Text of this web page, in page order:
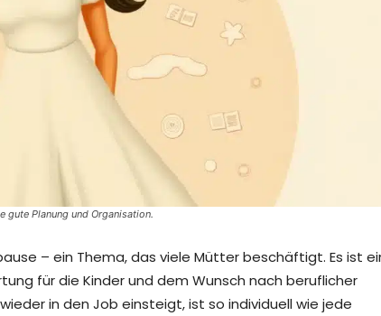
gute Planung und Organisation.
– ein Thema, das viele Mütter beschäftigt. Es ist
für die Kinder und dem Wunsch nach beruflicher
in den Job einsteigt, ist so individuell wie jede